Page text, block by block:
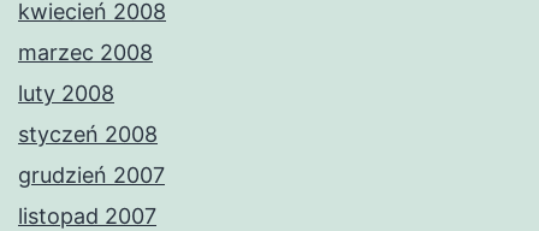
kwiecień 2008
marzec 2008
luty 2008
styczeń 2008
grudzień 2007
listopad 2007